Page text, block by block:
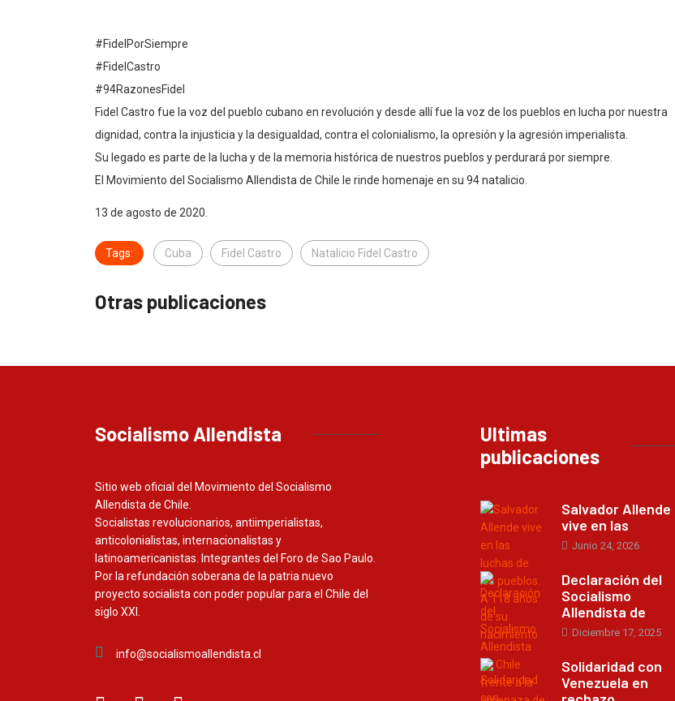
#FidelPorSiempre
#FidelCastro
#94RazonesFidel
Fidel Castro fue la voz del pueblo cubano en revolución y desde allí fue la voz de los pueblos en lucha por nuestra
dignidad, contra la injusticia y la desigualdad, contra el colonialismo, la opresión y la agresión imperialista.
Su legado es parte de la lucha y de la memoria histórica de nuestros pueblos y perdurará por siempre.
El Movimiento del Socialismo Allendista de Chile le rinde homenaje en su 94 natalicio.
13 de agosto de 2020.
Tags: Cuba Fidel Castro Natalicio Fidel Castro
Otras publicaciones
Socialismo Allendista
Sitio web oficial del Movimiento del Socialismo
Allendista de Chile.
Socialistas revolucionarios, antiimperialistas,
anticolonialistas, internacionalistas y
latinoamericanistas. Integrantes del Foro de Sao Paulo.
Por la refundación soberana de la patria nuevo
proyecto socialista con poder popular para el Chile del
siglo XXI.
info@socialismoallendista.cl
Ultimas
publicaciones
Salvador Allende
vive en las
Junio 24, 2026
Declaración del
Socialismo
Allendista de
Diciembre 17, 2025
Solidaridad con
Venezuela en